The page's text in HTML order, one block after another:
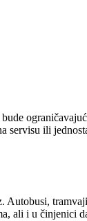
ili
ali i u činjenici